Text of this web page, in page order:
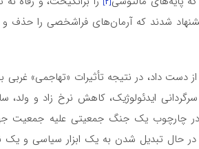
شدند که آرمان‌های فراشخصی را حذف و
دست داد، در نتیجه تأثیرات «تهاجمی»
ایدئولوژیک، کاهش نرخ زاد و ولد،
چارچوب یک جنگ جمعیتی علیه جمعیت
حال تبدیل شدن به یک ابزار سیاسی و